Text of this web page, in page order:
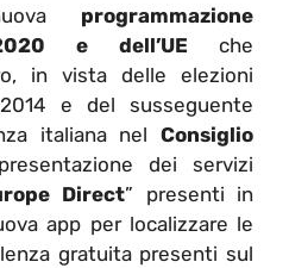
programmazione
e dell’UE che
in vista delle elezioni
e del susseguente
italiana nel Consiglio
dei servizi
Direct” presenti in
app per localizzare le
gratuita presenti sul